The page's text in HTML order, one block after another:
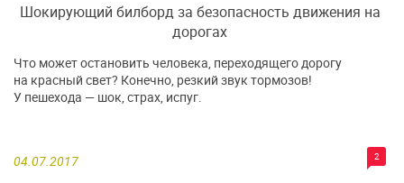
Шокирующий билборд за безопасность движения на
дорогах
04.07.2017 2
Что может остановить человека, переходящего дорогу
на красный свет? Конечно, резкий звук тормозов!
У пешехода — шок, страх, испуг.